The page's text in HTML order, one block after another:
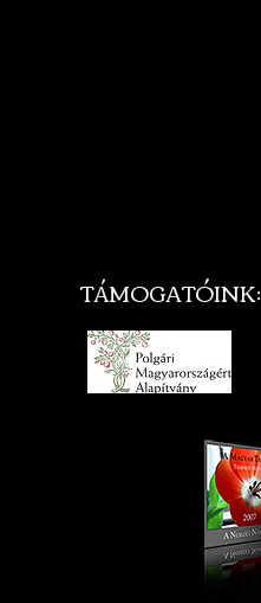
TÁMOGATÓINK: